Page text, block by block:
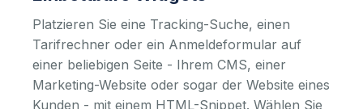
Platzieren Sie eine Tracking-Suche, einen
Tarifrechner oder ein Anmeldeformular auf
einer beliebigen Seite - Ihrem CMS, einer
Marketing-Website oder sogar der Website eines
Kunden - mit einem HTML-Snippet. Wählen Sie